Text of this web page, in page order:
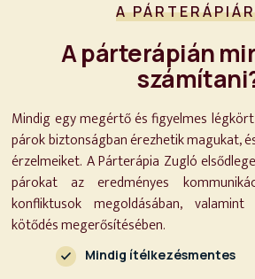
A
A párterápián
Mindig egy megértő és figyelmes
párok biztonságban érezhetik magukat,
érzelmeiket. A Párterápia Zugló
párokat az eredményes
konfliktusok megoldásában,
kötődés megerősítésében.
Mindig ítélkezésmentes